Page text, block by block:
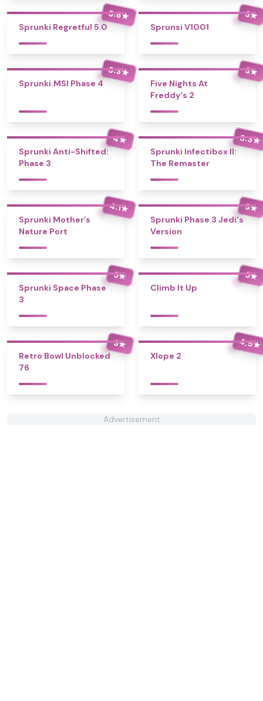
3.8★
Sprunki Regretful 5.0
3★
Sprunsi V1001
3.3★
Sprunki.MSI Phase 4
3★
Five Nights At
Freddy's 2
4★
Sprunki Anti-Shifted:
Phase 3
3.3★
Sprunki Infectibox II:
The Remaster
4.1★
Sprunki Mother’s
Nature Port
3★
Sprunki Phase 3 Jedi's
Version
5★
Sprunki Space Phase
3
5★
Climb It Up
3★
Retro Bowl Unblocked
76
4.5★
Xlope 2
Advertisement